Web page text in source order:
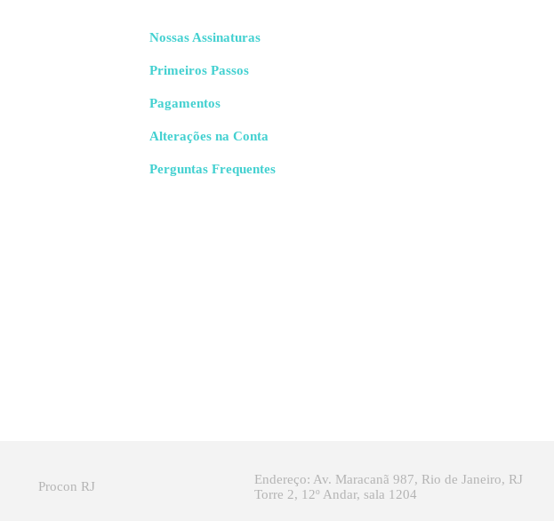
Nossas Assinaturas
Primeiros Passos
Pagamentos
Alterações na Conta
Perguntas Frequentes
Procon RJ
Endereço: Av. Maracanã 987, Rio de Janeiro, RJ
Torre 2, 12º Andar, sala 1204